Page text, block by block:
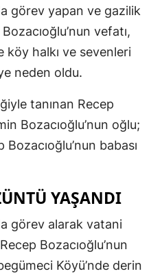
görev yapan ve gazilik
vefatı,
köy halkı ve sevenleri
neden oldu.
tanınan Recep
Bozacıoğlu’nun oğlu;
babası
YAŞANDI
görev alarak vatani
Bozacıoğlu’nun
Köyü’nde derin